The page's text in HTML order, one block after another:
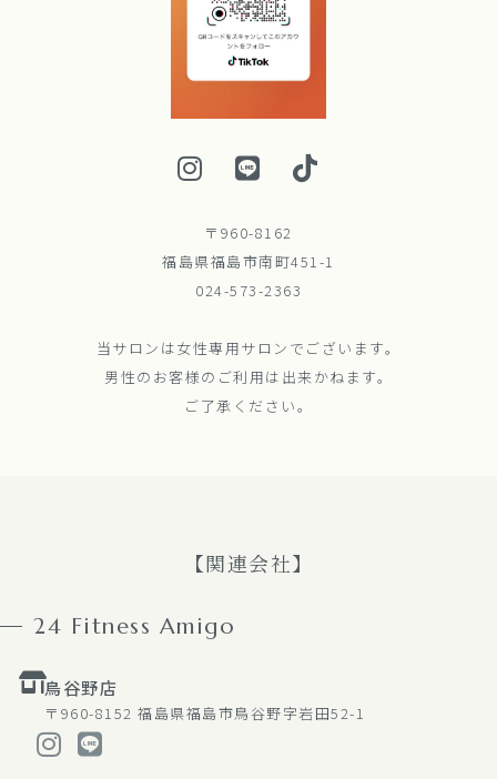
〒960-8162
福島県福島市南町451-1
024-573-2363
当サロンは女性専用サロンでございます。
男性のお客様のご利用は出来かねます。
ご了承ください。
【関連会社】
24 Fitness Amigo
鳥谷野店
〒960-8152 福島県福島市鳥谷野字岩田52-1